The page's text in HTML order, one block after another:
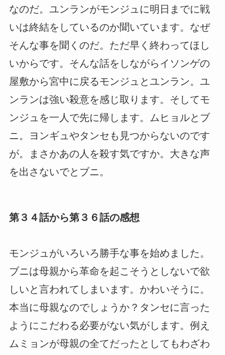
なのだ。ユンランがモンジュに明日までに戦
いは終結をしているのか聞いています。なぜ
そんな事を聞くのだ。ただ早く終わってほし
いからです。そんな話をしながらイソンゲの
屋敷から宮中に戻るモンジュとユンラン。ユ
ンランは強い殺意を感じ取ります。そしてモ
ンジュを一人で先に帰します。ムヒョルとブ
ニ。ヨンギュやタンセも見つからないのです
が。まさかあの人を殺す気ですか。大きな声
を出さないでとブニ。
第３４話から第３６話の感想
モンジュがいろいろ勝手な事を始めました。
ブニは母親から革命を起こそうとしないで欲
しいと言われてしまいます。かわいそうに。
本当に母親なのでしょうか？タンセに言った
ようにこだわる必要がない気がします。例え
ムミョンが母親の全てだったとしてもわざわ